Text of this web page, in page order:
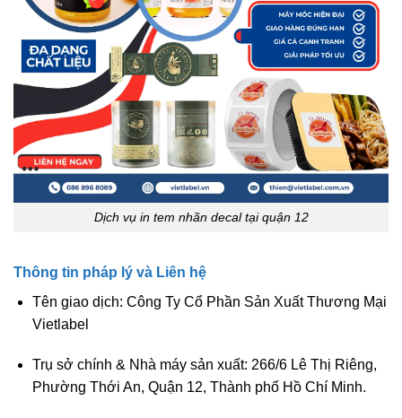
Dịch vụ in tem nhãn decal tại quận 12
Thông tin pháp lý và Liên hệ
Tên giao dịch: Công Ty Cổ Phần Sản Xuất Thương Mại
Vietlabel
Trụ sở chính & Nhà máy sản xuất: 266/6 Lê Thị Riêng,
Phường Thới An, Quận 12, Thành phố Hồ Chí Minh.